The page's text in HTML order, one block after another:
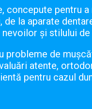
concepute pentru
la aparate
și stilului
probleme de
atente,
pentru cazul